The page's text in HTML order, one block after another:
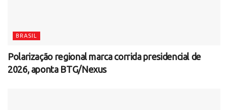
BRASIL
Polarização regional marca corrida presidencial de
2026, aponta BTG/Nexus